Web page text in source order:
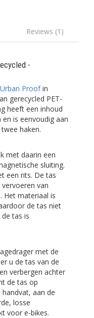
Reviews (1)
-
Urban Proofin
gerecycled PET-
heeft een inhoud
is eenvoudig aan
haken.
met daarin een
sluiting.
een rits. De tas
van
Het materiaal is
de tas niet
tas is
met de
u de tas van de
verbergen achter
de tas op
aan de
losse
voor e-bikes.